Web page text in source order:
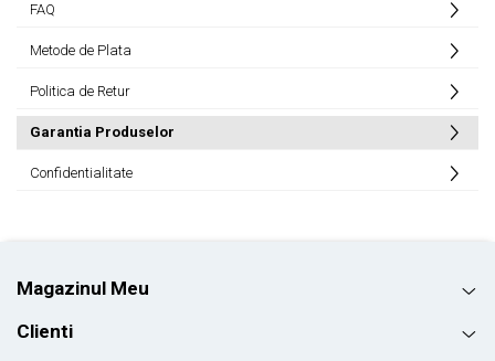
FAQ
Metode de Plata
Politica de Retur
Garantia Produselor
Confidentialitate
Magazinul Meu
Clienti